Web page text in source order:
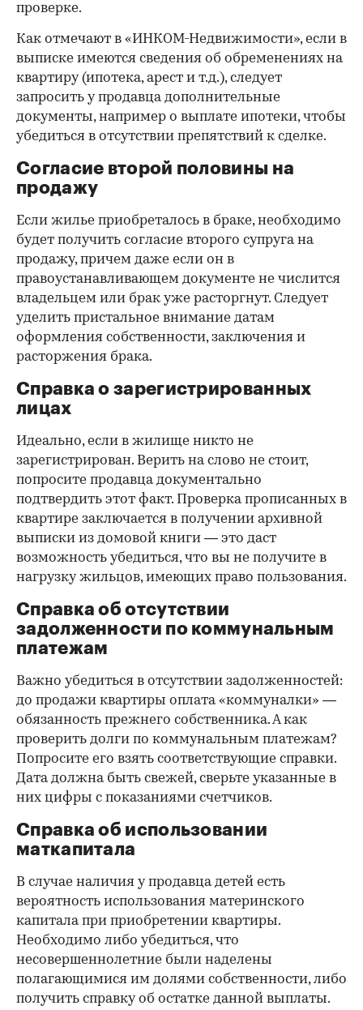
проверке.
Как отмечают в «ИНКОМ-Недвижимости», если в
выписке имеются сведения об обременениях на
квартиру (ипотека, арест и т.д.), следует
запросить у продавца дополнительные
документы, например о выплате ипотеки, чтобы
убедиться в отсутствии препятствий к сделке.
Согласие второй половины на
продажу
Если жилье приобреталось в браке, необходимо
будет получить согласие второго супруга на
продажу, причем даже если он в
правоустанавливающем документе не числится
владельцем или брак уже расторгнут. Следует
уделить пристальное внимание датам
оформления собственности, заключения и
расторжения брака.
Справка о зарегистрированных
лицах
Идеально, если в жилище никто не
зарегистрирован. Верить на слово не стоит,
попросите продавца документально
подтвердить этот факт. Проверка прописанных в
квартире заключается в получении архивной
выписки из домовой книги — это даст
возможность убедиться, что вы не получите в
нагрузку жильцов, имеющих право пользования.
Справка об отсутствии
задолженности по коммунальным
платежам
Важно убедиться в отсутствии задолженностей:
до продажи квартиры оплата «коммуналки» —
обязанность прежнего собственника. А как
проверить долги по коммунальным платежам?
Попросите его взять соответствующие справки.
Дата должна быть свежей, сверьте указанные в
них цифры с показаниями счетчиков.
Справка об использовании
маткапитала
В случае наличия у продавца детей есть
вероятность использования материнского
капитала при приобретении квартиры.
Необходимо либо убедиться, что
несовершеннолетние были наделены
полагающимися им долями собственности, либо
получить справку об остатке данной выплаты.